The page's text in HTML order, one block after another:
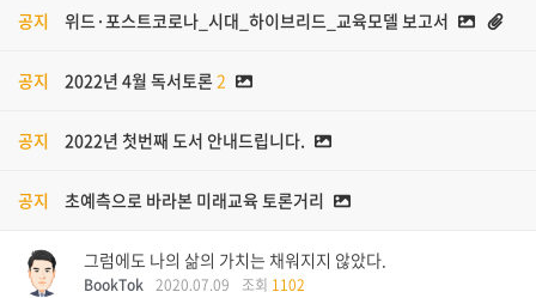
공지 위드·포스트코로나_시대_하이브리드_교육모델 보고서
공지 2022년 4월 독서토론2
공지 2022년 첫번째 도서 안내드립니다.
공지 초예측으로 바라본 미래교육 토론거리
그럼에도 나의 삶의 가치는 채워지지 않았다.
BookTok 2020.07.09 조회 1102